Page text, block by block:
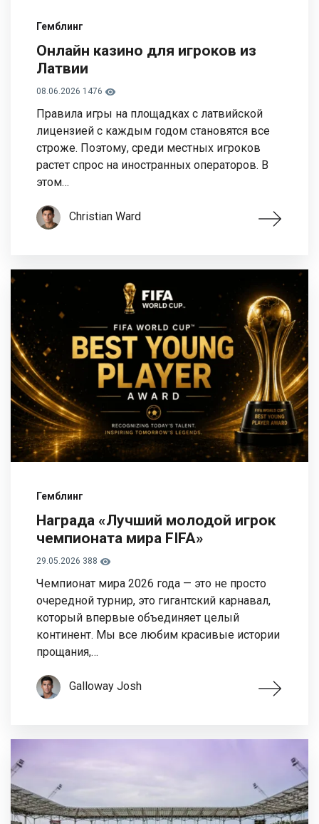
Гемблинг
Онлайн казино для игроков из
Латвии
08.06.2026 1476
Правила игры на площадках с латвийской
лицензией с каждым годом становятся все
строже. Поэтому, среди местных игроков
растет спрос на иностранных операторов. В
этом…
Christian Ward
Гемблинг
Награда «Лучший молодой игрок
чемпионата мира FIFA»
29.05.2026 388
Чемпионат мира 2026 года — это не просто
очередной турнир, это гигантский карнавал,
который впервые объединяет целый
континент. Мы все любим красивые истории
прощания,…
Galloway Josh